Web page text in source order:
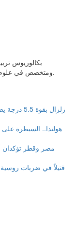
بكالوريوس
ومتخصص في علوم السياحه والتحرير الاخباري التلفزيوني والصحفي.
زلزال بقوة 5.5 درجة يضرب مصر وتفعيل خطة الطوارئ
هولندا.. السيطرة
مصر وقطر تؤكدان
17 قتيلاً في ضربات